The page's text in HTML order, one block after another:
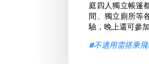
庭四人獨立帳篷
間、獨立廁所等
驗，晚上還可參
#不適用需搭乘飛